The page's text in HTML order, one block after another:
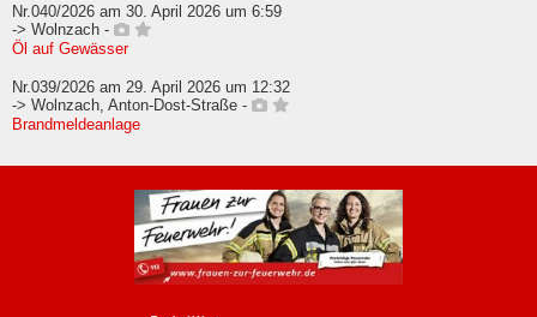
Nr.040/2026 am 30. April 2026 um 6:59
-> Wolnzach -
Öl auf Gewässer
Nr.039/2026 am 29. April 2026 um 12:32
-> Wolnzach, Anton-Dost-Straße -
Brandmeldeanlage